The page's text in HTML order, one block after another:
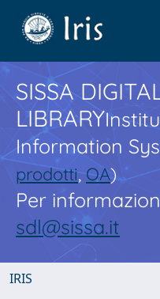
SISSA
LIBRARY
Information
prodotti,OA)
Per
sdl@sissa.it
IRIS